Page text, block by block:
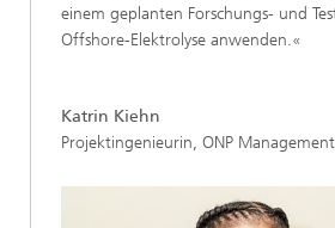
einem geplanten Forschungs- und
Offshore-Elektrolyse anwenden.«
Katrin Kiehn
Projektingenieurin, ONP